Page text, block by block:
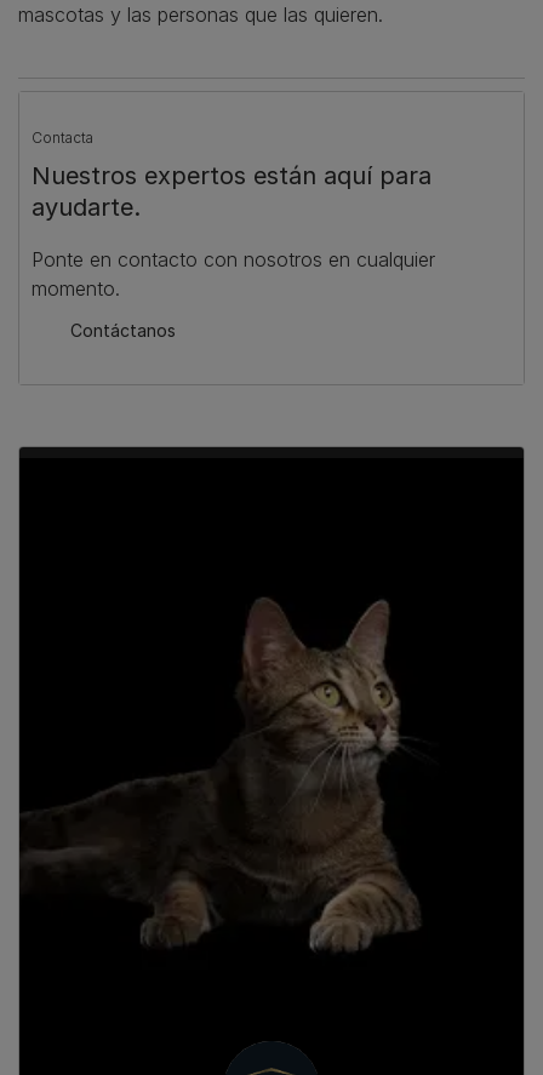
mascotas y las personas que las quieren.
Contacta
Nuestros expertos están aquí para
ayudarte.
Ponte en contacto con nosotros en cualquier
momento.
Contáctanos